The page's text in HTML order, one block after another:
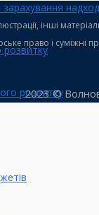
зарахування
розвитку
розвитку
інші
право і суміжні
2023 ©